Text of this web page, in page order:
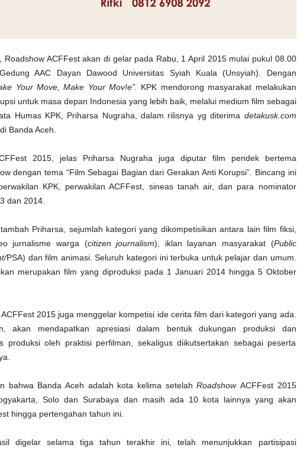
Roadshow ACFFest akan di gelar pada Rabu, 1 April 2015 mulai pukul 08.00
AAC Dayan Dawood Universitas Syiah Kuala (Unsyiah). Dengan
Your Move, Make Your Mov!e”
KPK mendorong masyarakat melakukan
untuk masa depan Indonesia yang lebih baik, melalui medium film sebagai
Humas KPK, Priharsa Nugraha, dalam rilisnya yg diterima detakusk.com
Banda Aceh.
2015, jelas Priharsa Nugraha juga diputar film pendek bertema
dengan tema “Film Sebagai Bagian dari Gerakan Anti Korupsi”. Bincang ini
KPK, perwakilan ACFFest, sineas tanah air, dan para nominator
dan 2014.
Priharsa, sejumlah kategori yang dikompetisikan antara lain film fiksi,
jurnalisme warga (citizen journalism), iklan layanan masyarakat (Public
PSA) dan film animasi. Seluruh kategori ini terbuka untuk pelajar dan umum.
merupakan film yang diproduksi pada 1 Januari 2014 hingga 5 Oktober
2015 juga menggelar kompetisi ide cerita film dari kategori yang ada.
akan mendapatkan apresiasi dalam bentuk dukungan produksi dan
produksi oleh praktisi perfilman, sekaligus diikutsertakan sebagai peserta
bahwa Banda Aceh adalah kota kelima setelahRoadshow ACFFest 2015
Solo dan Surabaya dan masih ada 10 kota lainnya yang akan
hingga pertengahan tahun ini.
digelar selama tiga tahun terakhir ini, telah menunjukkan partisipasi